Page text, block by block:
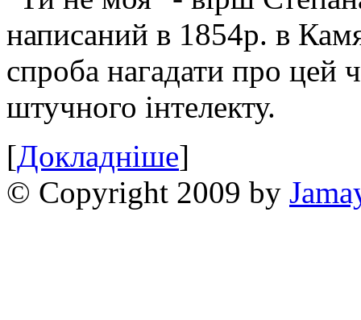
написаний в 1854р. в
спроба нагадати про цей
штучного інтелекту.
[Докладніше]
© Copyright 2009 by